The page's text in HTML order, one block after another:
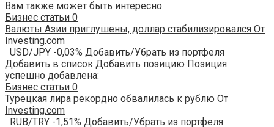
Вам также может быть интересно
Бизнес статьи 0
Валюты Азии приглушены, доллар стабилизировался От
Investing.com
USD/JPY -0,03% Добавить/Убрать из портфеля
Добавить в список Добавить позицию Позиция
успешно добавлена:
Бизнес статьи 0
Турецкая лира рекордно обвалилась к рублю От
Investing.com
RUB/TRY -1,51% Добавить/Убрать из портфеля